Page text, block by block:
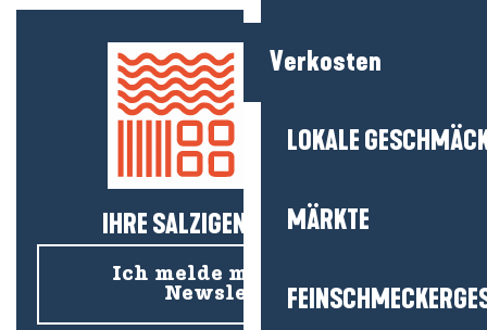
Verkosten
LOKALE
MÄRKTE
IHRE SALZIGEN NEUIGKEITEN!
Ich melde mich für den
Newsletter an